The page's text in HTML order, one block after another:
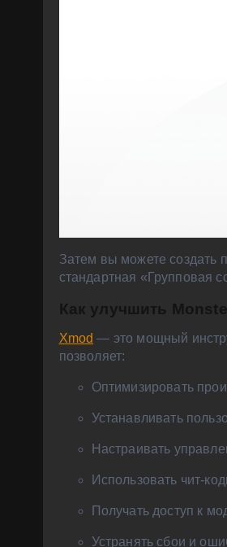
Затем вы можете создать
стандартная «Групповая
Как улучшить
Xmod — это мощный
позволяет:
Оптимизировать
Устанавливать
Настраивать
Использовать чит-
Получать доступ к
Устранять сбои и